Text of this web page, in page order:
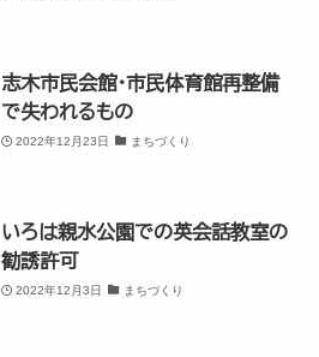
志木市民会館・市民体育館再整備
で失われるもの
2022年12月23日 まちづくり
いろは親水公園での英会話教室の
勧誘許可
2022年12月3日 まちづくり